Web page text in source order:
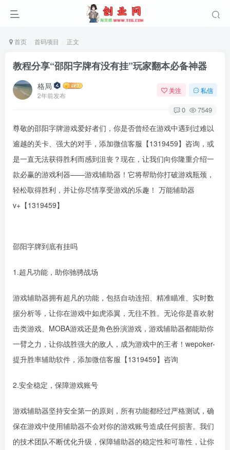
首页 首码项目 正文
教程分享“邵阳字牌有没有挂”玩家翻本必备神器
格局
2年前发布
关注 私信
0 7549
尊敬的邵阳字牌游戏爱好者们，你是否曾经在游戏中遇到过难以
逾越的关卡、强大的对手，添加微信客服【1319459】咨询，或
是一直无法获得胜利而感到沮丧？现在，让我们向你隆重介绍一
款必赢的游戏利器——游戏辅助器！它将帮助你打破游戏瓶颈，
轻松取得胜利，并让你尽情享受游戏的乐趣！ 万能辅助器
v+【1319459】
邵阳字牌到底有挂吗
1.超凡功能，助你驰骋战场
游戏辅助器拥有超凡的功能，包括自动连招、精准瞄准、实时数
据分析等，让你在游戏中如虎添翼，无往不胜。无论你是喜欢射
击类游戏、MOBA游戏还是角色扮演游戏，游戏辅助器都能助你
一臂之力，让你战胜强大的敌人，成为游戏中的王者！wepoker-
提升胜率辅助软件，添加微信客服【1319459】咨询
2.安全稳定，保障游戏账号
游戏辅助器坚持安全第一的原则，所有功能都经过严格测试，确
保在游戏中使用辅助器不会对你的游戏账号造成任何损害。我们
的技术团队不断优化升级，保障辅助器的稳定性和可靠性，让你